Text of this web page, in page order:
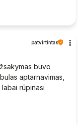
patvirtintas
buvo
aptarnavimas,
rūpinasi